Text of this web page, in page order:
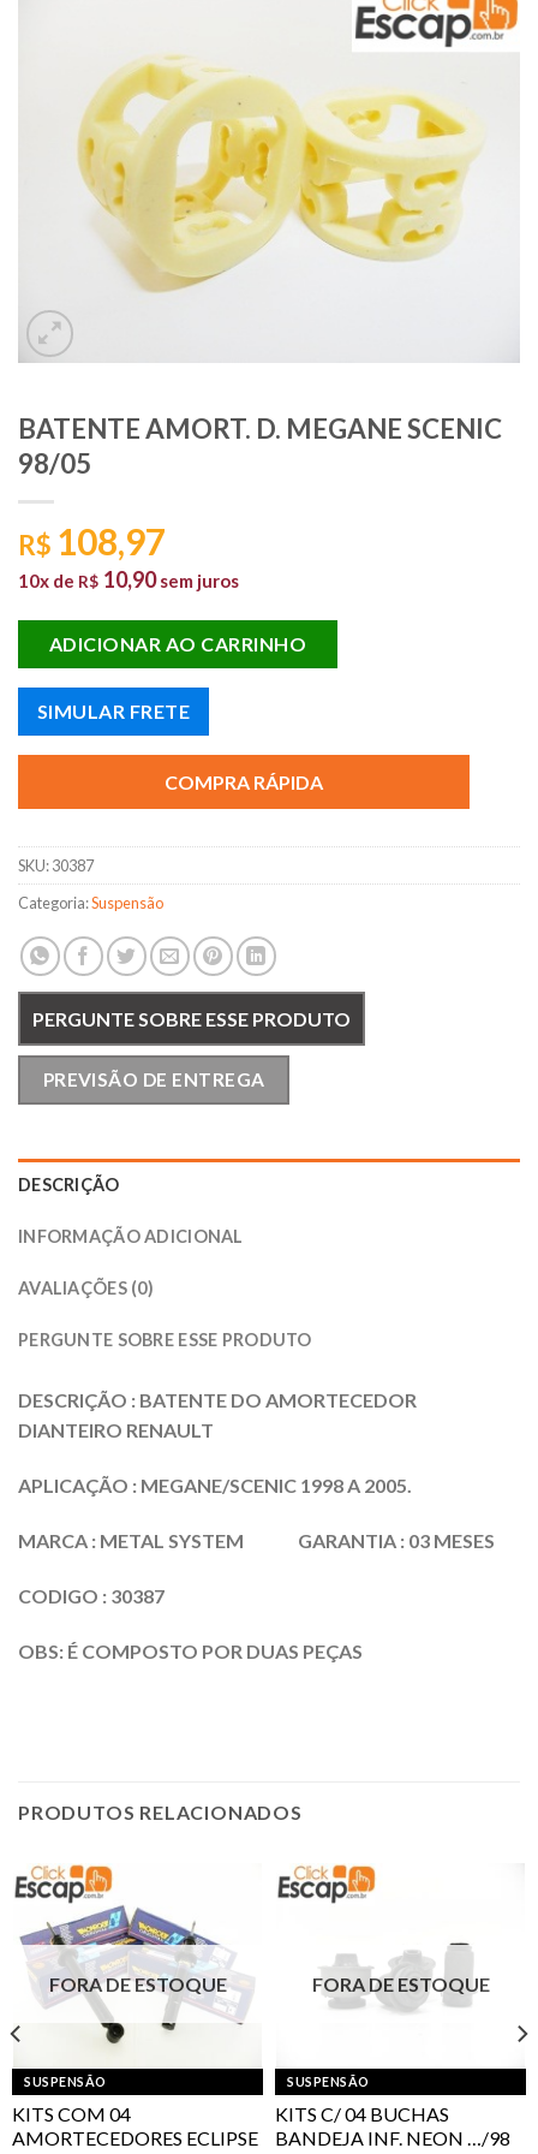
BATENTE AMORT. D. MEGANE SCENIC
98/05
R$ 108,97
10x de R$ 10,90 sem juros
ADICIONAR AO CARRINHO
SIMULAR FRETE
COMPRA RÁPIDA
SKU:30387
Categoria:Suspensão
PERGUNTE SOBRE ESSE PRODUTO
PREVISÃO DE ENTREGA
DESCRIÇÃO
INFORMAÇÃO ADICIONAL
AVALIAÇÕES (0)
PERGUNTE SOBRE ESSE PRODUTO
DESCRIÇÃO : BATENTE DO AMORTECEDOR
DIANTEIRO RENAULT
APLICAÇÃO : MEGANE/SCENIC 1998 A 2005.
MARCA : METAL SYSTEM GARANTIA : 03 MESES
CODIGO : 30387
OBS: É COMPOSTO POR DUAS PEÇAS
PRODUTOS RELACIONADOS
FORA DE ESTOQUE
SUSPENSÃO
KITS COM 04
AMORTECEDORES ECLIPSE
FORA DE ESTOQUE
SUSPENSÃO
KITS C/ 04 BUCHAS
BANDEJA INF. NEON …/98